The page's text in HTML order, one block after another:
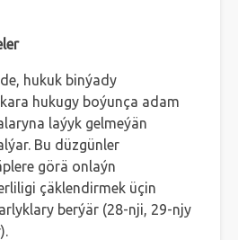
hukuk binýady
hukugy boýunça adam
laýyk gelmeýän
Bu düzgünler
görä onlaýn
çäklendirmek üçin
berýär (28-nji, 29-njy